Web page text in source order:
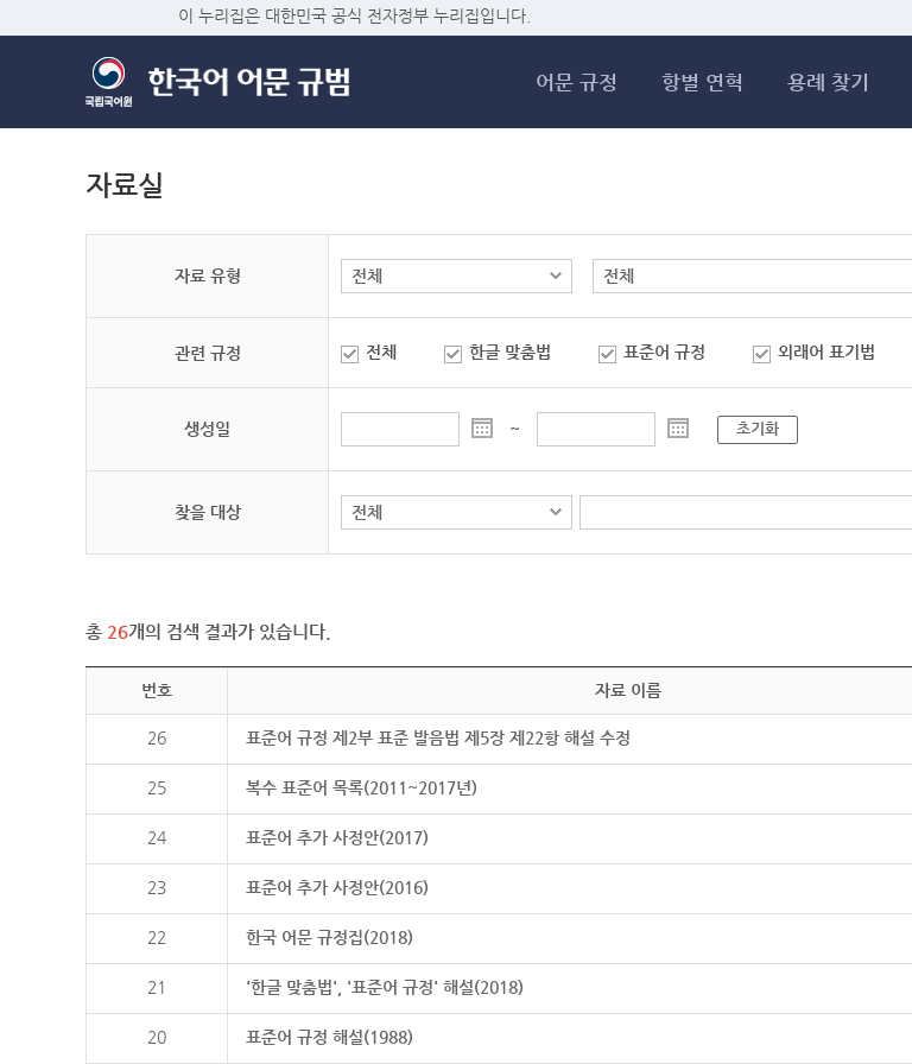
이 누리집은 대한민국 공식 전자정부 누리집입니다.
어문 규정 항별 연혁 용례 찾기
자료실
자료 유형
관련 규정 전체 한글 맞춤법 표준어 규정 외래어 표기법
생성일 ~ 초기화
찾을 대상
총 26개의 검색 결과가 있습니다.
번호 자료 이름
26 표준어 규정 제2부 표준 발음법 제5장 제22항 해설 수정
25 복수 표준어 목록(2011~2017년)
24 표준어 추가 사정안(2017)
23 표준어 추가 사정안(2016)
22 한국 어문 규정집(2018)
21 '한글 맞춤법', '표준어 규정' 해설(2018)
20 표준어 규정 해설(1988)